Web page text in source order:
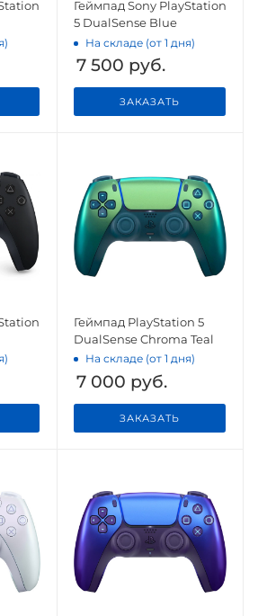
Геймпад Sony PlayStation
5 DualSense Blue
На складе (от 1 дня)
7 500 руб.
ЗАКАЗАТЬ
Геймпад PlayStation 5
DualSense Chroma Teal
На складе (от 1 дня)
7 000 руб.
ЗАКАЗАТЬ